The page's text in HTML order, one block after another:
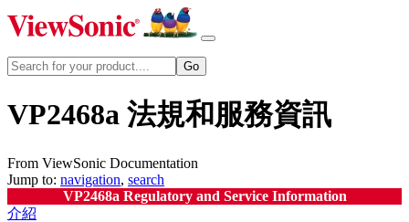
VP2468a 法規和服務資訊
From ViewSonic Documentation
Jump to: navigation, search
VP2468a Regulatory and Service Information
介紹